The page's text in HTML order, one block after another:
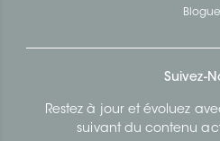
Blogue
Suivez-
Restez à jour et évoluez
suivant du contenu